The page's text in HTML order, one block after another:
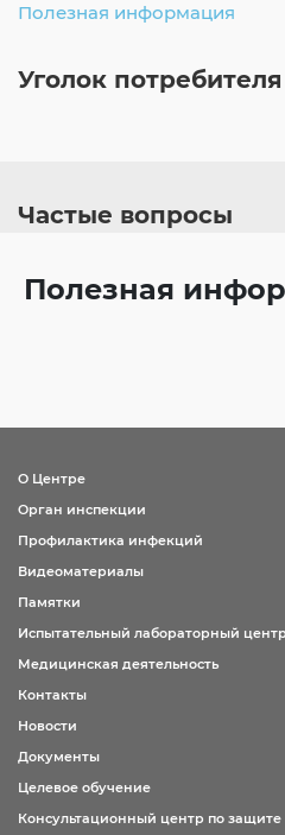
Полезная информация
Уголок потребителя
Частые вопросы
Полезная
О Центре
Орган инспекции
Профилактика инфекций
Видеоматериалы
Памятки
Испытательный лабораторный
Медицинская деятельность
Контакты
Новости
Документы
Целевое обучение
Консультационный центр по защите